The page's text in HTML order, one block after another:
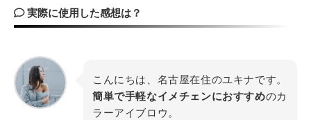
実際に使用した感想は？
こんにちは、名古屋在住のユキナです。
簡単で手軽なイメチェンにおすすめのカ
ラーアイブロウ。